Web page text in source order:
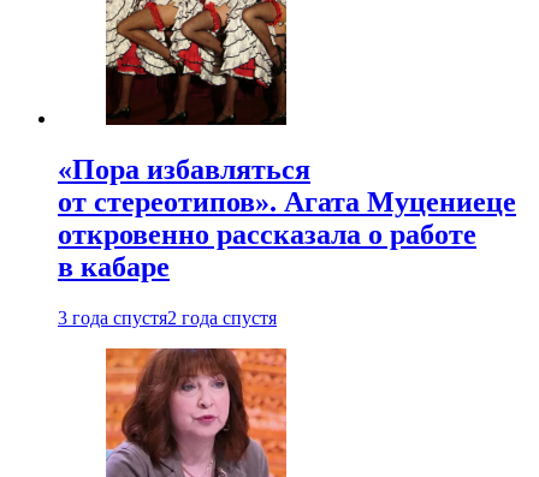
«Пора избавляться
от стереотипов». Агата Муцениеце
откровенно рассказала о работе
в кабаре
3 года спустя2 года спустя